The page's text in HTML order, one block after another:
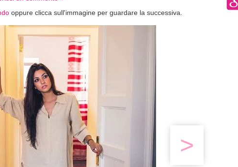
oppure clicca sull'immagine per guardare la successiva.
>